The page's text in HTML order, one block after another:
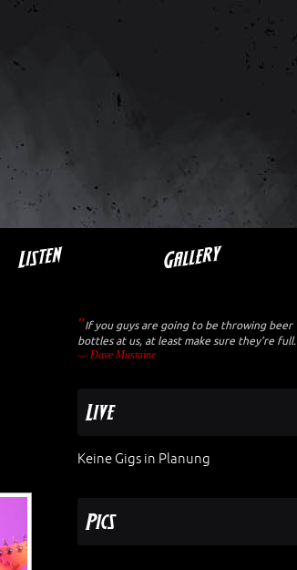
Listen Gallery
If you guys are going to be throwing beer
bottles at us, at least make sure they’re full.
— Dave Mustaine
Live
Keine Gigs in Planung
Pics